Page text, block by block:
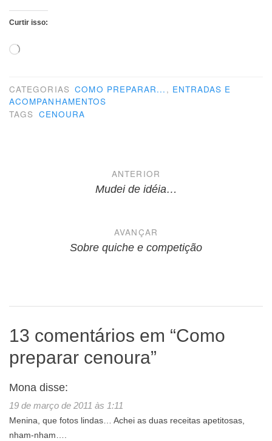
Curtir isso:
Carregando...
CATEGORIAS COMO PREPARAR... , ENTRADAS E
ACOMPANHAMENTOS
TAGS CENOURA
NavegaçãoANTERIOR
Mudei de idéia…
AVANÇAR
Sobre quiche e competição
13 comentários em “Como
preparar cenoura”
Mona disse:
19 de março de 2011 às 1:11
Menina, que fotos lindas… Achei as duas receitas apetitosas,
nham-nham….